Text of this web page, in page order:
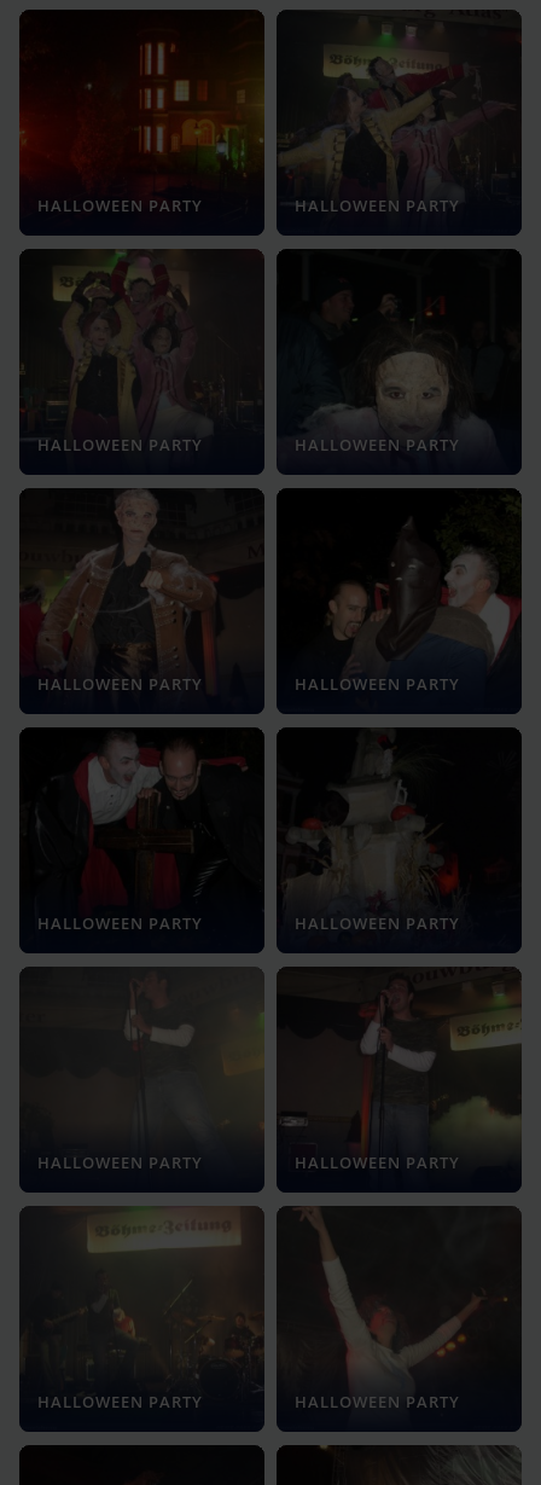
HALLOWEEN PARTY HALLOWEEN PARTY
HALLOWEEN PARTY HALLOWEEN PARTY
HALLOWEEN PARTY HALLOWEEN PARTY
HALLOWEEN PARTY HALLOWEEN PARTY
HALLOWEEN PARTY HALLOWEEN PARTY
HALLOWEEN PARTY HALLOWEEN PARTY